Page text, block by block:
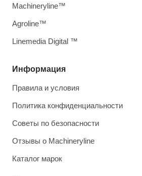
Информация
Правила и условия
Политика конфиденциальности
Советы по безопасности
Отзывы о Machineryline
Каталог марок
Machineryline™
Agroline™
Linemedia Digital ™